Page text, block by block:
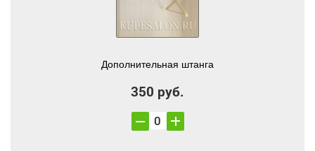
Дополнительная штанга
350 руб.